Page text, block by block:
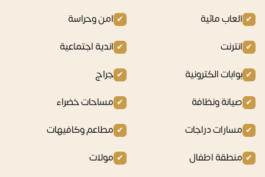
العاب مائية
امن وحراسة
انترنت
اندية اجتماعية
بوابات الكترونية
جراج
صيانة ونظافة
مساحات خضراء
مسارات دراجات
مطاعم وكافيهات
منطقة اطفال
مولات